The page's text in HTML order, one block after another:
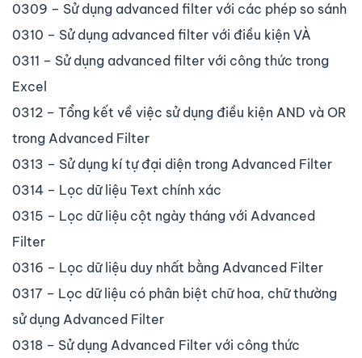
0309 – Sử dụng advanced filter với các phép so sánh
0310 – Sử dụng advanced filter với điều kiện VÀ
0311 – Sử dụng advanced filter với công thức trong
Excel
0312 – Tổng kết về việc sử dụng điều kiện AND và OR
trong Advanced Filter
0313 – Sử dụng kí tự đại diện trong Advanced Filter
0314 – Lọc dữ liệu Text chính xác
0315 – Lọc dữ liệu cột ngày tháng với Advanced
Filter
0316 – Lọc dữ liệu duy nhất bằng Advanced Filter
0317 – Lọc dữ liệu có phân biệt chữ hoa, chữ thường
sử dụng Advanced Filter
0318 – Sử dụng Advanced Filter với công thức